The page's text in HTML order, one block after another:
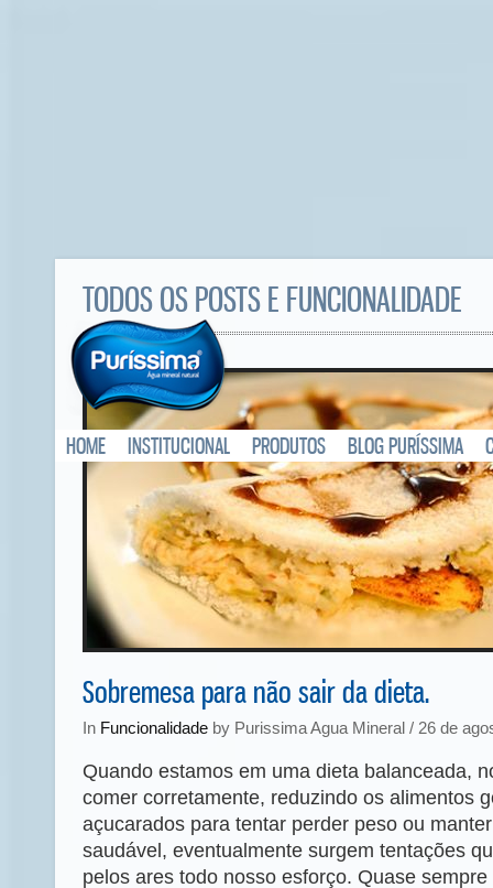
HOME INSTITUCIONAL PRODUTOS BLOG PURÍSSIMA
TODOS OS POSTS E FUNCIONALIDADE
Sobremesa para não sair da dieta.
In Funcionalidade by Purissima Agua Mineral / 26 de
Quando estamos em uma dieta balanceada,
comer corretamente, reduzindo os alimentos
açucarados para tentar perder peso ou
saudável, eventualmente surgem tentações
pelos ares todo nosso esforço. Quase